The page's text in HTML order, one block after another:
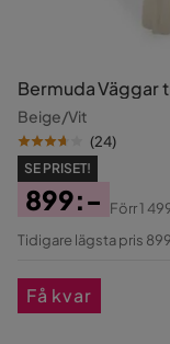
Bermuda Väggar
Beige/Vit
(24)
SE PRISET!
Pris
899:-
Original
Förr1
Tidigare lägsta pris
Få kvar